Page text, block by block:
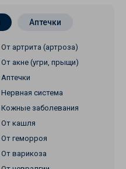
Аптечки
От артрита (артроза)
От акне (угри, прыщи)
Аптечки
Нервная система
Кожные заболевания
От кашля
От геморроя
От варикоза